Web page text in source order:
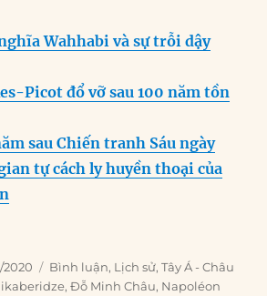
Wahhabi và sự trỗi dậy
Picot đổ vỡ sau 100 năm tồn
sau Chiến tranh Sáu ngày
tự cách ly huyền thoại của
2020 Categories
Bình luận, Lịch sử,Tây Á - Châu
,Đỗ Minh Châu, Napoléon